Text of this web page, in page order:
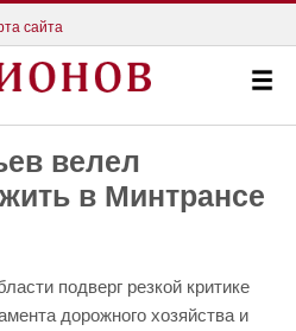
сайта
велел
в Минтрансе
подверг резкой критике
дорожного хозяйства и